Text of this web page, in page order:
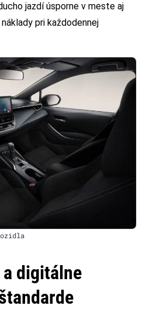
jazdí úsporne v meste aj
pri každodennej
digitálne